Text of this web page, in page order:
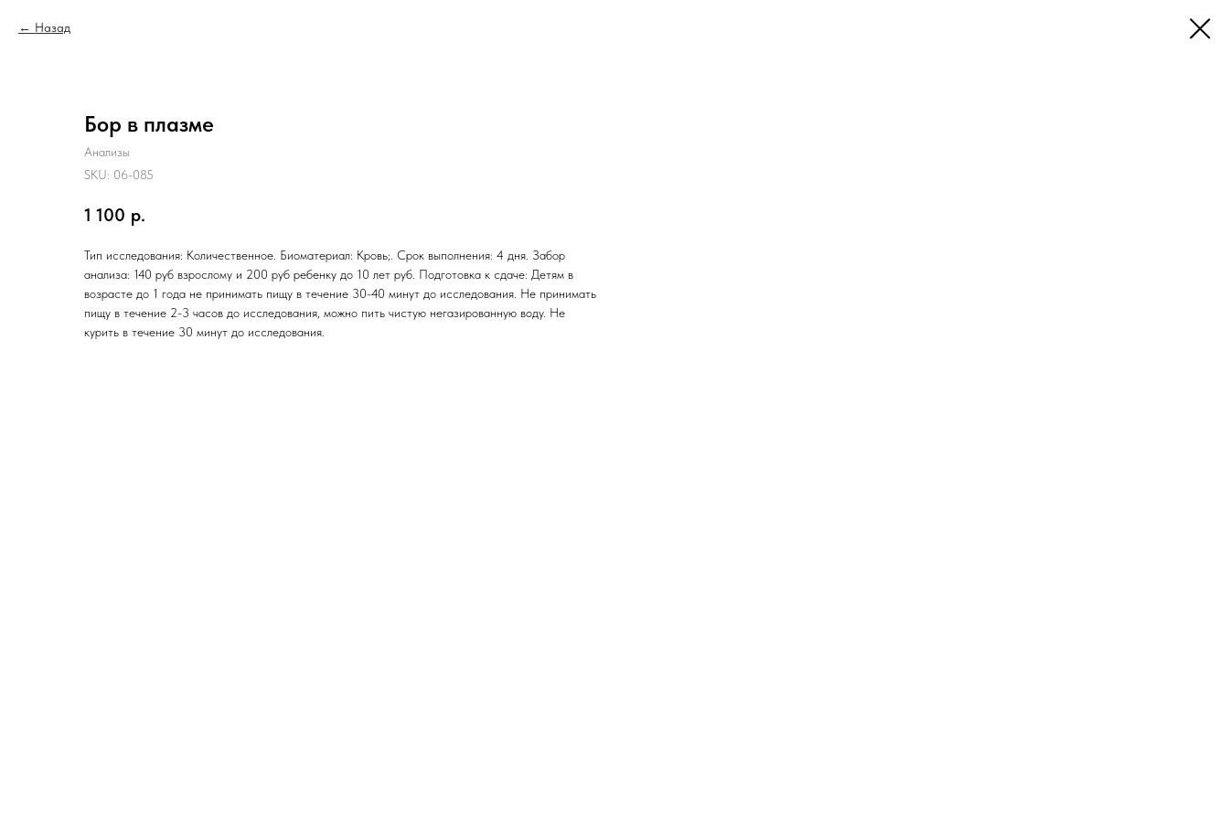
Назад
Бор в плазме
Анализы
SKU: 06-085
1 100 р.
Тип исследования: Количественное. Биоматериал: Кровь;. Срок выполнения: 4 дня. Забор
анализа: 140 руб взрослому и 200 руб ребенку до 10 лет руб. Подготовка к сдаче: Детям в
возрасте до 1 года не принимать пищу в течение 30-40 минут до исследования. Не принимать
пищу в течение 2-3 часов до исследования, можно пить чистую негазированную воду. Не
курить в течение 30 минут до исследования.